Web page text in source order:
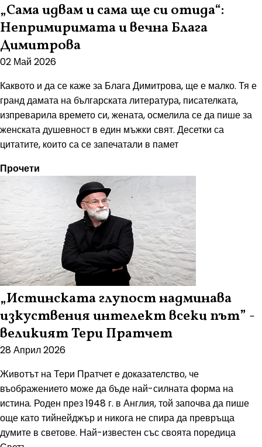
„Сама идвам и сама ще си отида“:
Непримиримата и вечна Блага
Димитрова
02 Май 2026
Каквото и да се каже за Блага Димитрова, ще е малко. Тя е
гранд дамата на българската литература, писателката,
изпреварила времето си, жената, осмелила се да пише за
женската душевност в един мъжки свят. Десетки са
цитатите, които са се запечатали в памет
Прочети
„Истинската глупост надминава
изкуствения интелект всеки път” -
великият Тери Пратчет
28 Април 2026
Животът на Тери Пратчет е доказателство, че
въображението може да бъде най-силната форма на
истина. Роден през 1948 г. в Англия, той започва да пише
още като тийнейджър и никога не спира да превръща
думите в светове. Най-известен със своята поредица